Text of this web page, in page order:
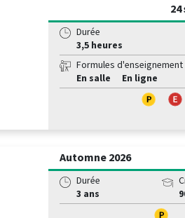
Durée
3,5 heures
Formules d'enseignement
En salle
En ligne
Automne 2026
Durée
3 ans